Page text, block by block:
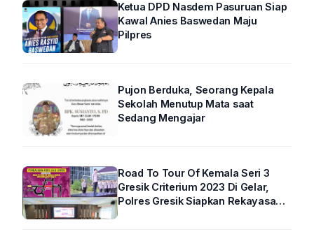
Ketua DPD Nasdem Pasuruan Siap
Kawal Anies Baswedan Maju
Pilpres
Pujon Berduka, Seorang Kepala
Sekolah Menutup Mata saat
Sedang Mengajar
Road To Tour Of Kemala Seri 3
Gresik Criterium 2023 Di Gelar,
Polres Gresik Siapkan Rekayasa